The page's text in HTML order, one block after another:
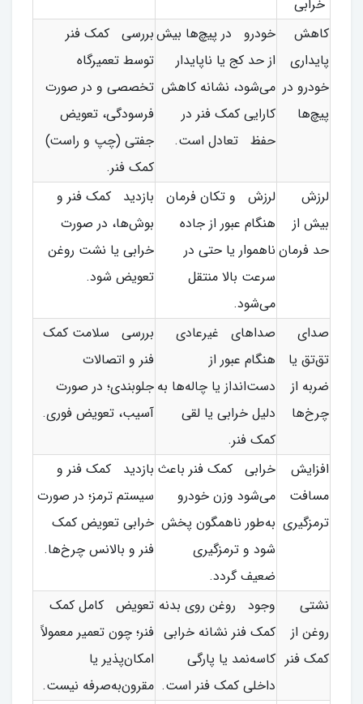
خرابی
کاهش
پایداری
خودرو در
پیچ‌ها
خودرو در پیچ‌ها بیش
از حد کج یا ناپایدار
می‌شود، نشانه کاهش
کارایی کمک فنر در
حفظ تعادل است.
بررسی کمک فنر
توسط تعمیرگاه
تخصصی و در صورت
فرسودگی، تعویض
جفتی (چپ و راست)
کمک فنر.
لرزش
بیش از
حد فرمان
لرزش و تکان فرمان
هنگام عبور از جاده
ناهموار یا حتی در
سرعت بالا منتقل
می‌شود.
بازدید کمک فنر و
بوش‌ها، در صورت
خرابی یا نشت روغن
تعویض شود.
صدای
تق‌تق یا
ضربه از
چرخ‌ها
صداهای غیرعادی
هنگام عبور از
دست‌انداز یا چاله‌ها به
دلیل خرابی یا لقی
کمک فنر.
بررسی سلامت کمک
فنر و اتصالات
جلوبندی؛ در صورت
آسیب، تعویض فوری.
افزایش
مسافت
ترمزگیری
خرابی کمک فنر باعث
می‌شود وزن خودرو
به‌طور ناهمگون پخش
شود و ترمزگیری
ضعیف گردد.
بازدید کمک فنر و
سیستم ترمز؛ در صورت
خرابی تعویض کمک
فنر و بالانس چرخ‌ها.
نشتی
روغن از
کمک فنر
وجود روغن روی بدنه
کمک فنر نشانه خرابی
کاسه‌نمد یا پارگی
داخلی کمک فنر است.
تعویض کامل کمک
فنر؛ چون تعمیر معمولاً
امکان‌پذیر یا
مقرون‌به‌صرفه نیست.